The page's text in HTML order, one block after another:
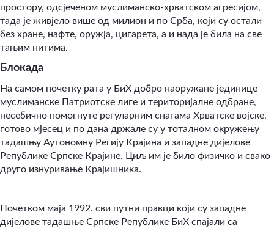
простору, одсјеченом муслиманско-хрватском агресијом,
тада је живјело више од милион и по Срба, који су остали
без хране, нафте, оружја, цигарета, а и нада је била на све
тањим нитима.
Блокада
На самом почетку рата у БиХ добро наоружане јединице
муслиманске Патриотске лиге и територијалне одбране,
несебично помогнуте регуларним снагама Хрватске војске,
готово мјесец и по дана држале су у тоталном окружењу
тадашњу Аутономну Регију Крајина и западне дијелове
Републике Српске Крајине. Циљ им је било физичко и свако
друго изнуривање Крајишника.
Почетком маја 1992. сви путни правци који су западне
дијелове тадашње Српске Републике БиХ спајали са